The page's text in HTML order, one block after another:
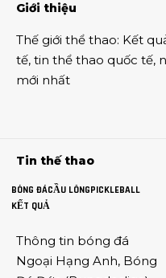
Giới thiệu
Thế giới thể thao: Kết
tế, tin thể thao quốc tế,
mới nhất
Tin thế thao
BÓNG ĐÁCẦU LÔNGPICKLEBALL
KẾT QUẢ
Thông tin bóng đá
Ngoại Hạng Anh, Bóng